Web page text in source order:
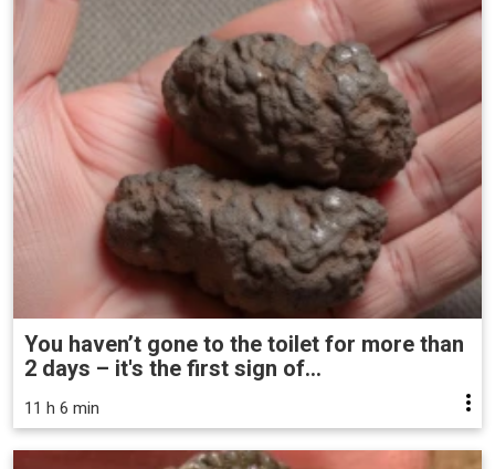
You haven’t gone to the toilet for more than
2 days – it's the first sign of...
11 h 6 min